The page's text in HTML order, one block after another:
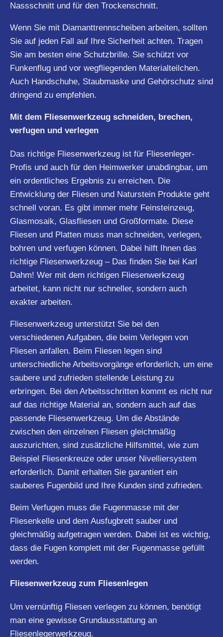
Nassschnitt und für den Trockenschnitt.
Wenn Sie mit Diamanttrennscheiben arbeiten, sollten
Sie auf jeden Fall auf Ihre Sicherheit achten. Tragen
Sie am besten eine Schutzbrille. Sie schützt vor
Funkenflug und vor wegfliegenden Materialteilchen.
Auch Handschuhe, Staubmaske und Gehörschutz sind
dringend zu empfehlen.
Mit dem Fliesenwerkzeug schneiden, brechen,
verfugen und verlegen
Das richtige Fliesenwerkzeug ist für Fliesenleger-
Profis und auch für den Heimwerker unabdingbar, um
ein ordentliches Ergebnis zu erreichen. Die
Entwicklung der Fliesen und Naturstein Produkte geht
schnell voran. Es gibt immer mehr Feinsteinzeug,
Glasmosaik, Glasfliesen und Großformate. Diese
Fliesen und Platten muss man schneiden, verlegen,
bohren und verfugen können. Dabei hilft Ihnen das
richtige Fliesenwerkzeug – Das finden Sie bei Karl
Dahm! Wer mit dem richtigen Fliesenwerkzeug
arbeitet, kann nicht nur schneller, sondern auch
exakter arbeiten.
Fliesenwerkzeug unterstützt Sie bei den
verschiedenen Aufgaben, die beim Verlegen von
Fliesen anfallen. Beim Fliesen legen sind
unterschiedliche Arbeitsvorgänge erforderlich, um eine
saubere und zufrieden stellende Leistung zu
erbringen. Bei den Arbeitsschritten kommt es nicht nur
auf das richtige Material an, sondern auch auf das
passende Fliesenwerkzeug. Um die Abstände
zwischen den einzelnen Fliesen gleichmäßig
auszurichten, sind zusätzliche Hilfsmittel, wie zum
Beispiel Fliesenkreuze oder unser Nivelliersystem
erforderlich. Damit erhalten Sie garantiert ein
sauberes Fugenbild und Ihre Kunden sind zufrieden.
Beim Verfugen muss die Fugenmasse mit der
Fliesenkelle und dem Ausfugbrett sauber und
gleichmäßig aufgetragen werden. Dabei ist es wichtig,
dass die Fugen komplett mit der Fugenmasse gefüllt
werden.
Fliesenwerkzeug zum Fliesenlegen
Um vernünftig Fliesen verlegen zu können, benötigt
man eine gewisse Grundausstattung an
Fliesenlegerwerkzeug.